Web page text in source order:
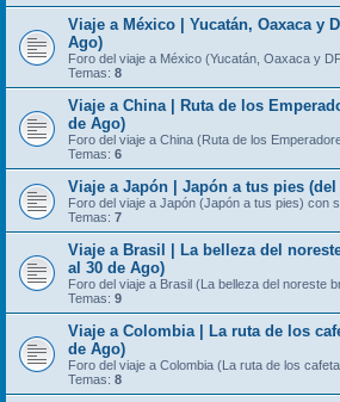
Viaje a México | Yucatán, Oaxaca y
Ago)
Foro del viaje a México (Yucatán, Oaxaca y
Temas: 8
Viaje a China | Ruta de los
de Ago)
Foro del viaje a China (Ruta de los
Temas: 6
Viaje a Japón | Japón a tus pies
Foro del viaje a Japón (Japón a tus pies) con
Temas: 7
Viaje a Brasil | La belleza del
al 30 de Ago)
Foro del viaje a Brasil (La belleza del noreste
Temas: 9
Viaje a Colombia | La ruta de los
de Ago)
Foro del viaje a Colombia (La ruta de los
Temas: 8